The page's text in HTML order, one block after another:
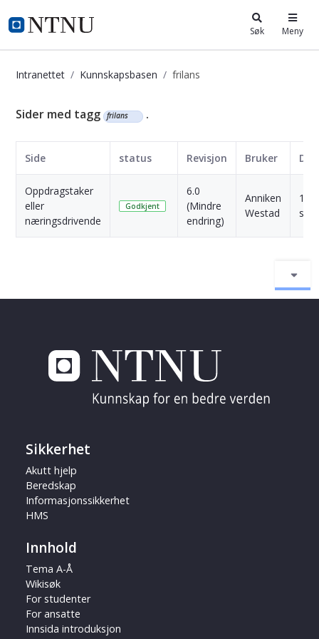
i.ntnu.no Søk Meny
Intranettet Kunnskapsbasen frilans
Kunnskapsbasen
Sider med tagg frilans .
Side status Revisjon Bruker
Oppdragstaker
eller
næringsdrivende
Godkjent
6.0
(Mindre
endring)
Anniken
Westad
1 År
Sikkerhet
Akutt hjelp
Beredskap
Informasjonssikkerhet
HMS
Innhold
Tema A-Å
Wikisøk
For studenter
For ansatte
Innsida introduksjon